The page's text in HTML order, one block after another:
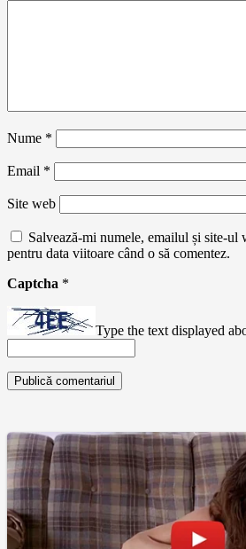
Nume *
Email *
Site web
Salvează-mi numele, emailul și site-ul
pentru data viitoare când o să comentez.
Captcha *
Type the text displayed